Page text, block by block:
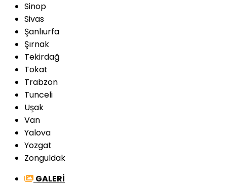
Sinop
Sivas
Şanlıurfa
Şırnak
Tekirdağ
Tokat
Trabzon
Tunceli
Uşak
Van
Yalova
Yozgat
Zonguldak
GALERİ